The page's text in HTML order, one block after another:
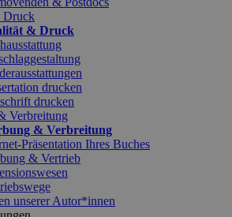
Druck
& Druck
drucken
drucken
Verbreitung
& Verbreitung
Präsentation Ihres Buches
& Vertrieb
unserer Autor*innen